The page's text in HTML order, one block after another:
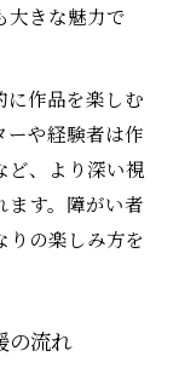
大きな魅力で
に作品を楽しむ
ーや経験者は作
ど、より深い視
ます。障がい者
りの楽しみ方を
の流れ